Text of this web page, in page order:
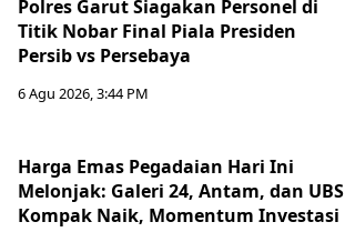
Polres Garut Siagakan Personel di
Titik Nobar Final Piala Presiden
Persib vs Persebaya
6 Agu 2026, 3:44 PM
Harga Emas Pegadaian Hari Ini
Melonjak: Galeri 24, Antam, dan UBS
Kompak Naik, Momentum Investasi